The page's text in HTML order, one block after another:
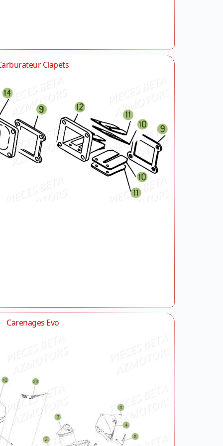
Clapets
Carenages Evo